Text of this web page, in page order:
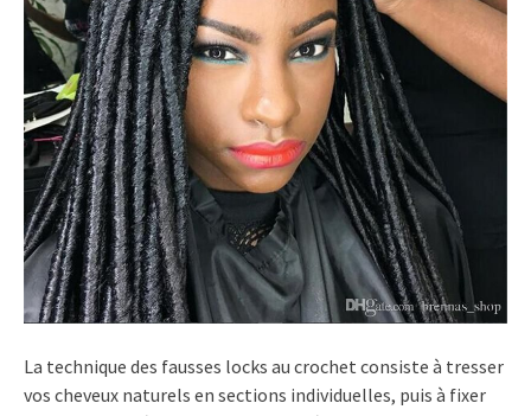
La technique des fausses locks au crochet consiste à tresser
vos cheveux naturels en sections individuelles, puis à fixer